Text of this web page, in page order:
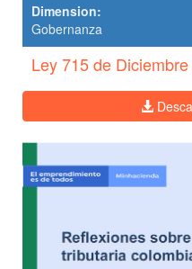
Dimension:
Gobernanza
Ley 715 de